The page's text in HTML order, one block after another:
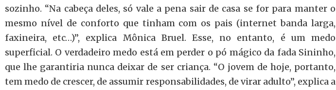
sozinho. “Na cabeça deles, só vale a pena sair de casa se for para manter o
mesmo nível de conforto que tinham com os pais (internet banda larga,
faxineira, etc…)”, explica Mônica Bruel. Esse, no entanto, é um medo
superficial. O verdadeiro medo está em perder o pó mágico da fada Sininho,
que lhe garantiria nunca deixar de ser criança. “O jovem de hoje, portanto,
tem medo de crescer, de assumir responsabilidades, de virar adulto”, explica a